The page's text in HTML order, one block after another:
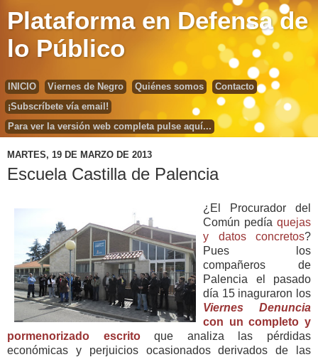
Plataforma en Defensa de
lo Público
INICIO Viernes de Negro Quiénes somos
Contacto
¡Subscríbete vía email!
Para ver la versión web completa pulse aquí...
MARTES, 19 DE MARZO DE 2013
Escuela Castilla de Palencia
¿El Procurador del
Común pedía quejas
y datos concretos?
Pues los
compañeros de
Palencia el pasado
día 15 inaguraron los
Viernes Denuncia
con un completo y
pormenorizado escritoque analiza las pérdidas
económicas y perjuicios ocasionados derivados de las